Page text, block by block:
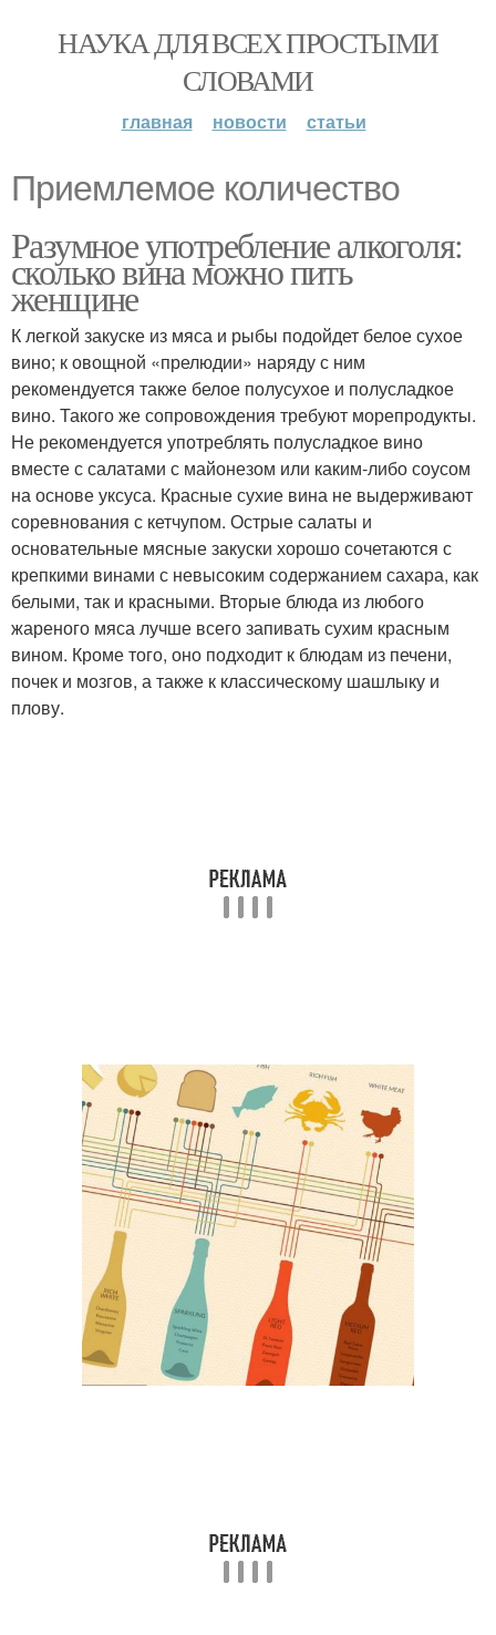
НАУКА ДЛЯ ВСЕХ ПРОСТЫМИ
СЛОВАМИ
главная новости статьи
Приемлемое количество
Разумное употребление алкоголя:
сколько вина можно пить
женщине
К легкой закуске из мяса и рыбы подойдет белое сухое
вино; к овощной «прелюдии» наряду с ним
рекомендуется также белое полусухое и полусладкое
вино. Такого же сопровождения требуют морепродукты.
Не рекомендуется употреблять полусладкое вино
вместе с салатами с майонезом или каким-либо соусом
на основе уксуса. Красные сухие вина не выдерживают
соревнования с кетчупом. Острые салаты и
основательные мясные закуски хорошо сочетаются с
крепкими винами с невысоким содержанием сахара, как
белыми, так и красными. Вторые блюда из любого
жареного мяса лучше всего запивать сухим красным
вином. Кроме того, оно подходит к блюдам из печени,
почек и мозгов, а также к классическому шашлыку и
плову.